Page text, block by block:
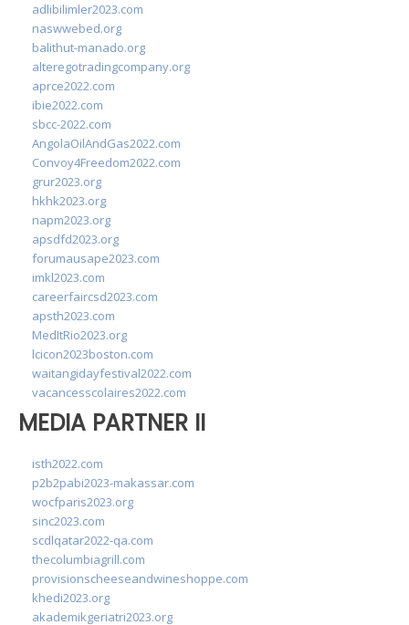
adlibilimler2023.com
naswwebed.org
balithut-manado.org
alteregotradingcompany.org
aprce2022.com
ibie2022.com
sbcc-2022.com
AngolaOilAndGas2022.com
Convoy4Freedom2022.com
grur2023.org
hkhk2023.org
napm2023.org
apsdfd2023.org
forumausape2023.com
imkl2023.com
careerfaircsd2023.com
apsth2023.com
MedItRio2023.org
lcicon2023boston.com
waitangidayfestival2022.com
vacancesscolaires2022.com
MEDIA PARTNER II
isth2022.com
p2b2pabi2023-makassar.com
wocfparis2023.org
sinc2023.com
scdlqatar2022-qa.com
thecolumbiagrill.com
provisionscheeseandwineshoppe.com
khedi2023.org
akademikgeriatri2023.org